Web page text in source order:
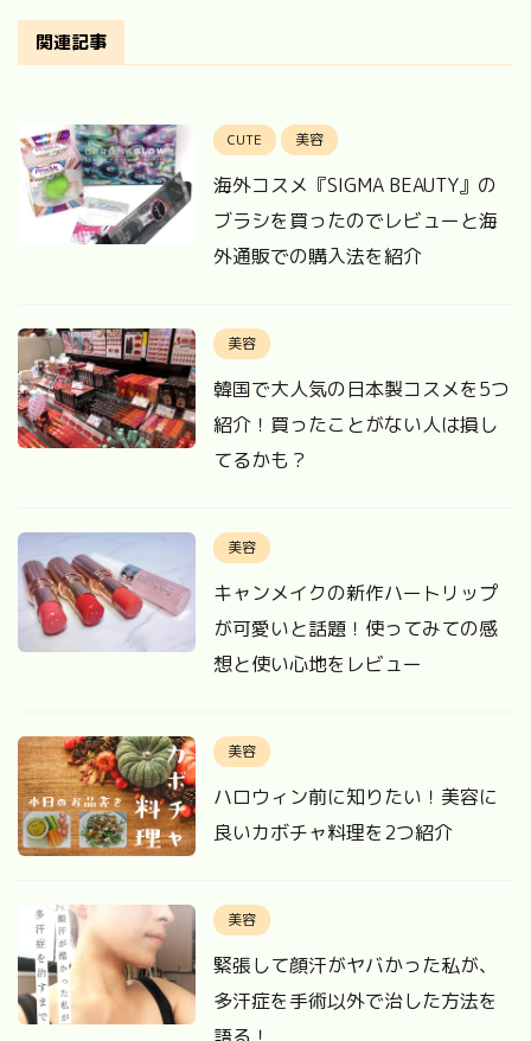
関連記事
CUTE 美容
海外コスメ『SIGMA BEAUTY』の
ブラシを買ったのでレビューと海
外通販での購入法を紹介
美容
韓国で大人気の日本製コスメを5つ
紹介！買ったことがない人は損し
てるかも？
美容
キャンメイクの新作ハートリップ
が可愛いと話題！使ってみての感
想と使い心地をレビュー
美容
ハロウィン前に知りたい！美容に
良いカボチャ料理を2つ紹介
美容
緊張して顔汗がヤバかった私が、
多汗症を手術以外で治した方法を